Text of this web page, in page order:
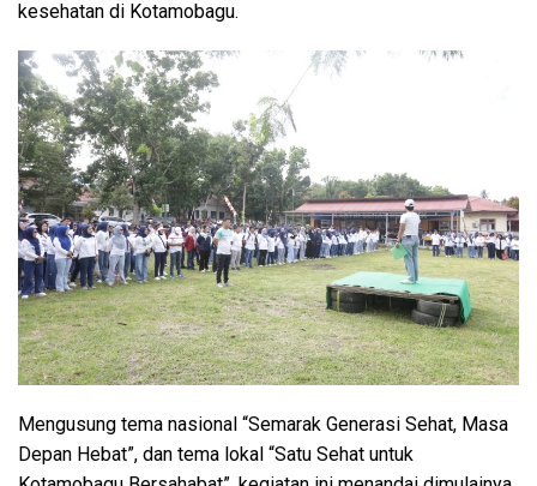
kesehatan di Kotamobagu.
Mengusung tema nasional “Semarak Generasi Sehat, Masa
Depan Hebat”, dan tema lokal “Satu Sehat untuk